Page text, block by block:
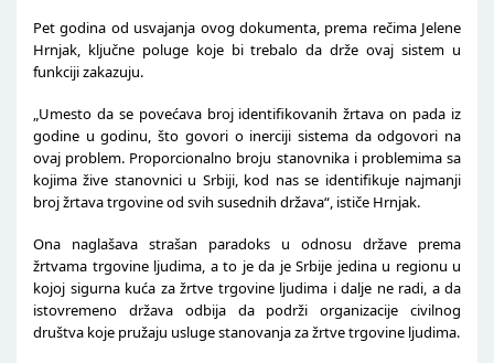
Pet godina od usvajanja ovog dokumenta, prema rečima Jelene
Hrnjak, ključne poluge koje bi trebalo da drže ovaj sistem u
funkciji zakazuju.
„Umesto da se povećava broj identifikovanih žrtava on pada iz
godine u godinu, što govori o inerciji sistema da odgovori na
ovaj problem. Proporcionalno broju stanovnika i problemima sa
kojima žive stanovnici u Srbiji, kod nas se identifikuje najmanji
broj žrtava trgovine od svih susednih država“, ističe Hrnjak.
Ona naglašava strašan paradoks u odnosu države prema
žrtvama trgovine ljudima, a to je da je Srbije jedina u regionu u
kojoj sigurna kuća za žrtve trgovine ljudima i dalje ne radi, a da
istovremeno država odbija da podrži organizacije civilnog
društva koje pružaju usluge stanovanja za žrtve trgovine ljudima.